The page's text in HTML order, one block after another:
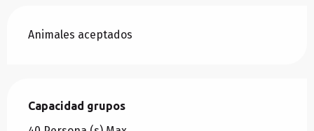
Animales aceptados
Capacidad grupos
Capacidad grupos